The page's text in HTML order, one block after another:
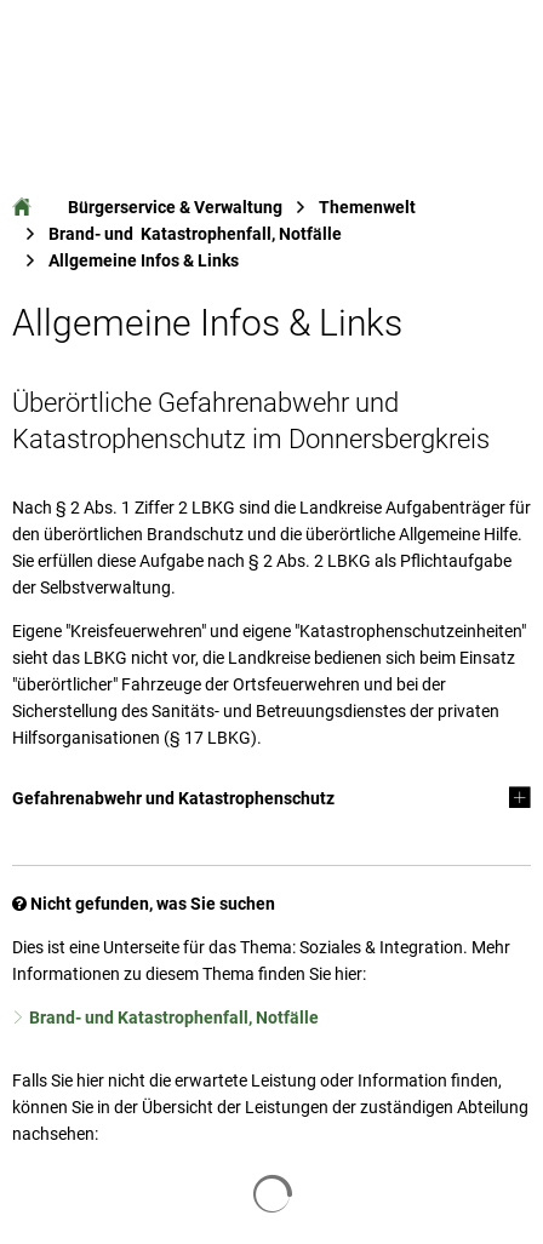
Bürgerservice & Verwaltung
Themenwelt
Brand- und Katastrophenfall, Notfälle
Allgemeine Infos & Links
Allgemeine Infos & Links
Überörtliche Gefahrenabwehr und
Katastrophenschutz im Donnersbergkreis
Nach § 2 Abs. 1 Ziffer 2 LBKG sind die Landkreise Aufgabenträger für
den überörtlichen Brandschutz und die überörtliche Allgemeine Hilfe.
Sie erfüllen diese Aufgabe nach § 2 Abs. 2 LBKG als Pflichtaufgabe
der Selbstverwaltung.
Eigene "Kreisfeuerwehren" und eigene "Katastrophenschutzeinheiten"
sieht das LBKG nicht vor, die Landkreise bedienen sich beim Einsatz
"überörtlicher" Fahrzeuge der Ortsfeuerwehren und bei der
Sicherstellung des Sanitäts- und Betreuungsdienstes der privaten
Hilfsorganisationen (§ 17 LBKG).
Gefahrenabwehr und Katastrophenschutz
Nicht gefunden, was Sie suchen
Dies ist eine Unterseite für das Thema: Soziales & Integration. Mehr
Informationen zu diesem Thema finden Sie hier:
Brand- und Katastrophenfall, Notfälle
Falls Sie hier nicht die erwartete Leistung oder Information finden,
können Sie in der Übersicht der Leistungen der zuständigen Abteilung
nachsehen: